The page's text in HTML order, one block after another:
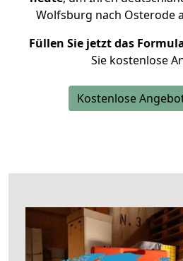
Wolfsburg nach Osterode
Füllen Sie jetzt das
Sie kostenlose
Kostenlose